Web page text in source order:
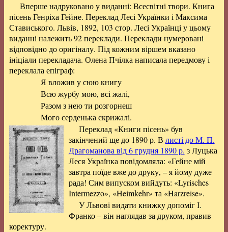
Вперше надруковано у виданні: Всесвітні твори. Книга
пісень Генріха Гейне. Переклад Лесі Українки і Максима
Стависького. Львів, 1892, 103 стор. Лесі Українці у цьому
виданні належить 92 переклади. Переклади нумеровані
відповідно до оригіналу. Під кожним віршем вказано
ініціали перекладача. Олена Пчілка написала передмову і
переклала епіграф:
Я вложив у сюю книгу
Всю журбу мою, всі жалі,
Разом з нею ти розгорнеш
Мого серденька скрижалі.
Переклад «Книги пісень» був
закінчений ще до 1890 р. В листі до М. П.
Драгоманова від 6 грудня 1890 р. з Луцька
Леся Українка повідомляла: «Гейне мій
завтра поїде вже до друку, – я йому дуже
рада! Сим випуском вийдуть: «Lyrisches
Intermezzo», «Heimkehr» та «Harzreise».
У Львові видати книжку допоміг І.
Франко – він наглядав за друком, правив
коректуру.